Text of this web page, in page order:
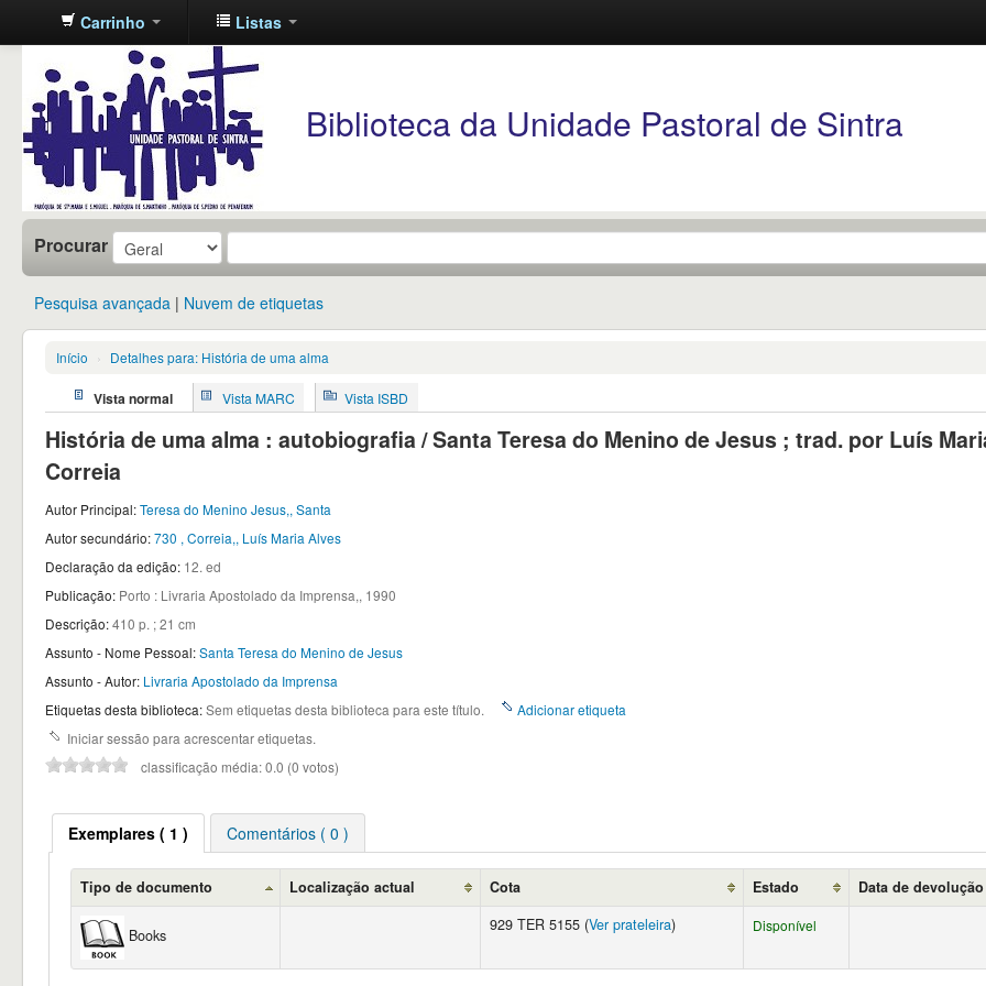
Unidade
Pastoral
de
Sintra
Carrinho Listas
Biblioteca da Unidade Pastoral de Sintra
Procurar
Pesquisa avançada Nuvem de etiquetas
Início › Detalhes para: História de uma alma
Vista normal Vista MARC Vista ISBD
História de uma alma : autobiografia / Santa Teresa do Menino de Jesus ; trad. por Luís
Correia
Autor Principal:Teresa do Menino Jesus,, Santa
Autor secundário:730 , Correia,, Luís Maria Alves
Declaração da edição: 12. ed
Publicação: Porto : Livraria Apostolado da Imprensa,, 1990
Descrição:410 p. ; 21 cm
Assunto - Nome Pessoal:Santa Teresa do Menino de Jesus
Assunto - Autor: Livraria Apostolado da Imprensa
Etiquetas desta biblioteca:Sem etiquetas desta biblioteca para este título.
Adicionar etiqueta
Iniciar sessão para acrescentar etiquetas.
classificação média: 0.0 (0 votos)
Exemplares ( 1 ) Comentários ( 0 )
Tipo de documento Localização actual Cota Estado Data de devolução
Books
929 TER 5155 (Ver prateleira) Disponível